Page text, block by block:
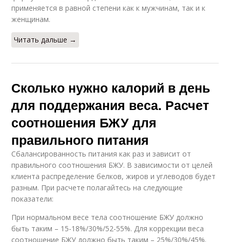
применяется в равной степени как к мужчинам, так и к
женщинам.
Читать дальше →
Сколько нужно калорий в день
для поддержания веса. Расчет
соотношения БЖУ для
правильного питания
Сбалансированность питания как раз и зависит от
правильного соотношения БЖУ. В зависимости от целей
клиента распределение белков, жиров и углеводов будет
разным. При расчете полагайтесь на следующие
показатели:
При нормальном весе тела соотношение БЖУ должно
быть таким – 15-18%/30%/52-55%. Для коррекции веса
соотношение БЖУ должно быть таким – 25%/30%/45%.